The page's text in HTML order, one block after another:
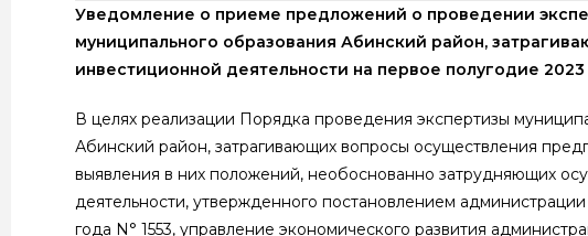
Уведомление о приеме предложений о проведении
муниципального образования Абинский район,
инвестиционной деятельности на первое полугодие 2023
В целях реализации Порядка проведения экспертизы
Абинский район, затрагивающих вопросы осуществления
выявления в них положений, необоснованно затрудняющих
деятельности, утвержденного постановлением
года N° 1553, управление экономического развития